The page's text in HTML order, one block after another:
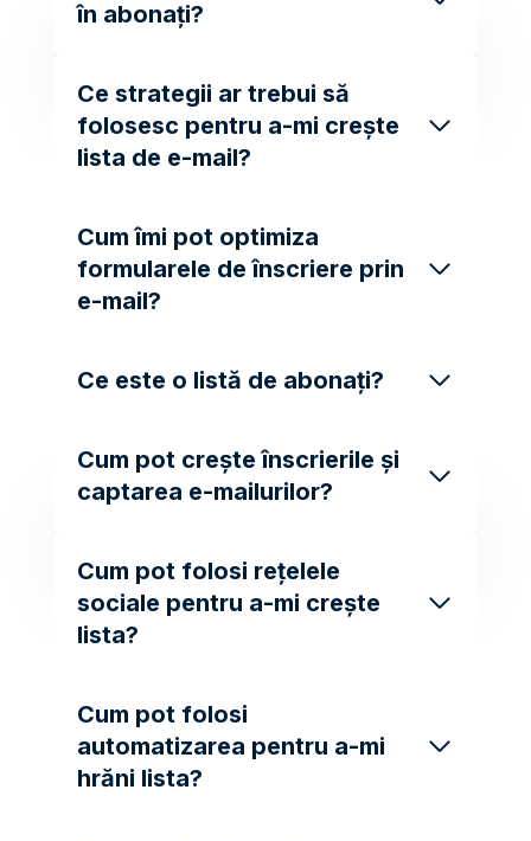
în abonați?
Ce strategii ar trebui să
folosesc pentru a-mi crește
lista de e-mail?
Cum îmi pot optimiza
formularele de înscriere prin
e-mail?
Ce este o listă de abonați?
Cum pot crește înscrierile și
captarea e-mailurilor?
Cum pot folosi rețelele
sociale pentru a-mi crește
lista?
Cum pot folosi
automatizarea pentru a-mi
hrăni lista?